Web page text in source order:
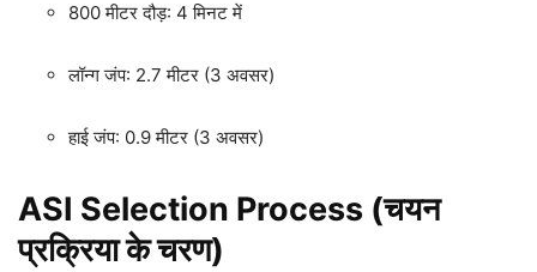
800 मीटर दौड़: 4 मिनट में
लॉन्ग जंप: 2.7 मीटर (3 अवसर)
हाई जंप: 0.9 मीटर (3 अवसर)
ASI Selection Process (चयन
प्रक्रिया के चरण)